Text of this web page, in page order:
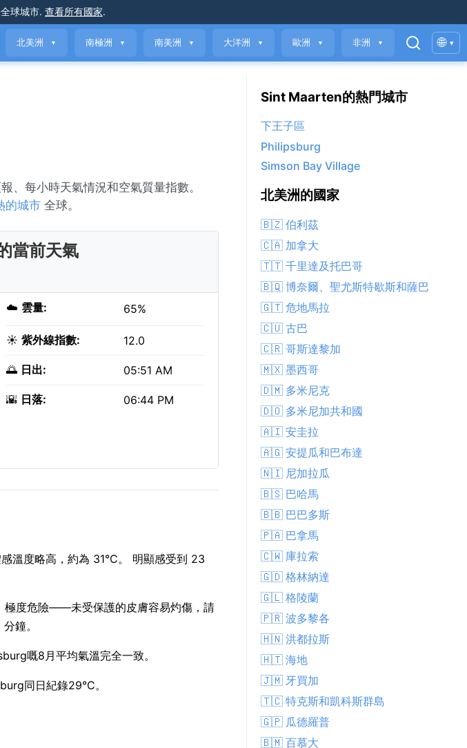
球城市. 查看所有國家.
北美洲 ▼ 南極洲 ▼ 南美洲 ▼ 大洋洲 ▼ 歐洲 ▼ 非洲 ▼ 🌐 ▾
每小時天氣情況和空氣質量指數。
的城市 全球。
當前天氣
☁️ 雲量: 65%
☀️ 紫外線指數: 12.0
🌅 日出: 05:51 AM
🌇 日落: 06:44 PM
溫度略高，約為 31°C。 明顯感受到 23
極度危險——未受保護的皮膚容易灼傷，請
鐘。
嘅8月平均氣溫完全一致。
同日紀錄29°C。
Sint Maarten的熱門城市
下王子區
Philipsburg
Simson Bay Village
北美洲的國家
🇧🇿 伯利茲
🇨🇦 加拿大
🇹🇹 千里達及托巴哥
🇧🇶 博奈爾、聖尤斯特歇斯和薩巴
🇬🇹 危地馬拉
🇨🇺 古巴
🇨🇷 哥斯達黎加
🇲🇽 墨西哥
🇩🇲 多米尼克
🇩🇴 多米尼加共和國
🇦🇮 安圭拉
🇦🇬 安提瓜和巴布達
🇳🇮 尼加拉瓜
🇧🇸 巴哈馬
🇧🇧 巴巴多斯
🇵🇦 巴拿馬
🇨🇼 庫拉索
🇬🇩 格林納達
🇬🇱 格陵蘭
🇵🇷 波多黎各
🇭🇳 洪都拉斯
🇭🇹 海地
🇯🇲 牙買加
🇹🇨 特克斯和凱科斯群島
🇬🇵 瓜德羅普
🇧🇲 百慕大